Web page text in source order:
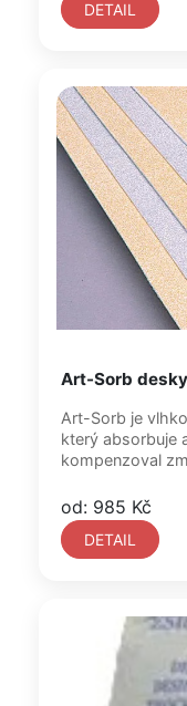
DETAIL
Art-Sorb
Art-Sorb je
který absorbuje
kompenzoval
od: 985 Kč
DETAIL